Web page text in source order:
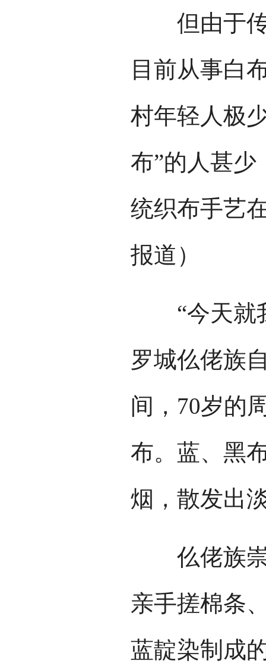
但由于传
目前从事白
村年轻人极
布”的人甚
统织布手艺
报道）
“今天就我
罗城仫佬族
间，70岁的
布。蓝、黑
烟，散发出
仫佬族崇
亲手搓棉条
蓝靛染制成